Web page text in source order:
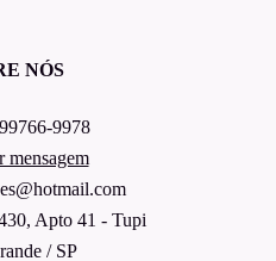
NÓS
9978
mensagem
Apto 41 - Tupi
/ SP